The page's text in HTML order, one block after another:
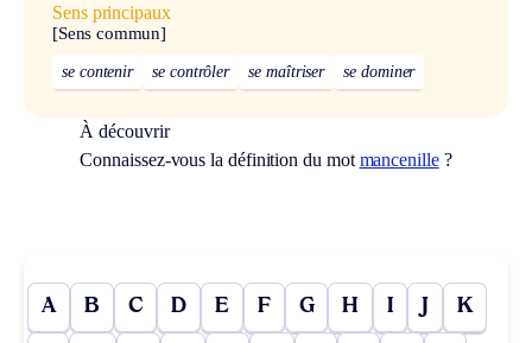
Sens principaux
[Sens commun]
se contenir se contrôler se maîtriser se dominer
À découvrir
Connaissez-vous la définition du mot mancenille?
A B C D E F G H I J K